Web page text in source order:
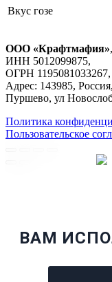
Вкус гозе
ООО «Крафтмафия»,
ИНН 5012099875,
ОГРН 1195081033267,
Адрес: 143985,
Пуршево, ул
Политика
Пользовательское
ВАМ